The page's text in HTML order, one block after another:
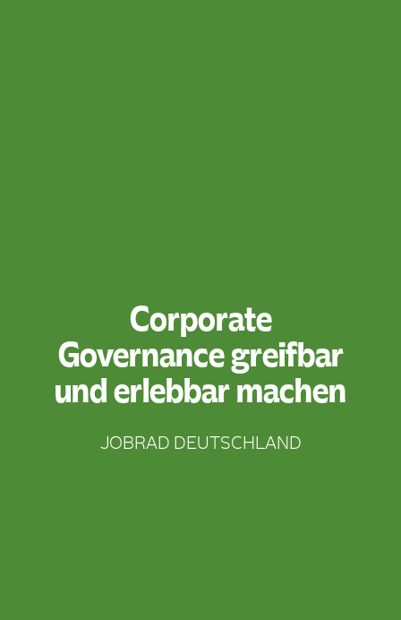
Corporate
Governance greifbar
und erlebbar machen
JOBRAD DEUTSCHLAND